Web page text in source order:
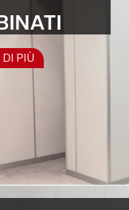
DI PIÙ